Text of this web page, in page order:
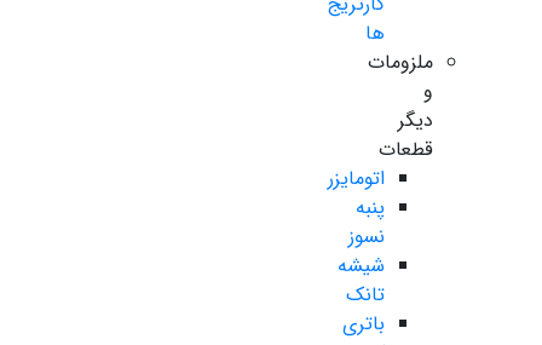
ها
ملزومات
و
دیگر
قطعات
اتومایزر
پنبه
نسوز
شیشه
تانک
باتری